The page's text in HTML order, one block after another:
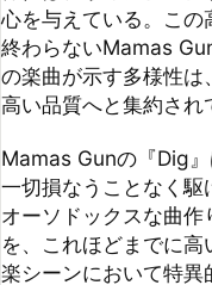
トリーミングのプレイ
なく、レコードとして
い風景を見せる、所有
バムが放つ「暖色系の
おいて、まるで暖炉（ハ
常に投げかける。静寂
にとって、本作は時代
う。耳を傾けるたびに
実味のある音楽の風景